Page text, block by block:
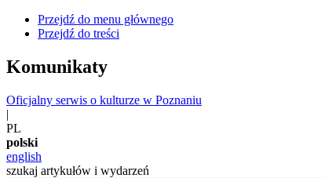
Przejdź do menu głównego
Przejdź do treści
Komunikaty
Oficjalny serwis o kulturze w Poznaniu
|
PL
polski
english
szukaj artykułów i wydarzeń